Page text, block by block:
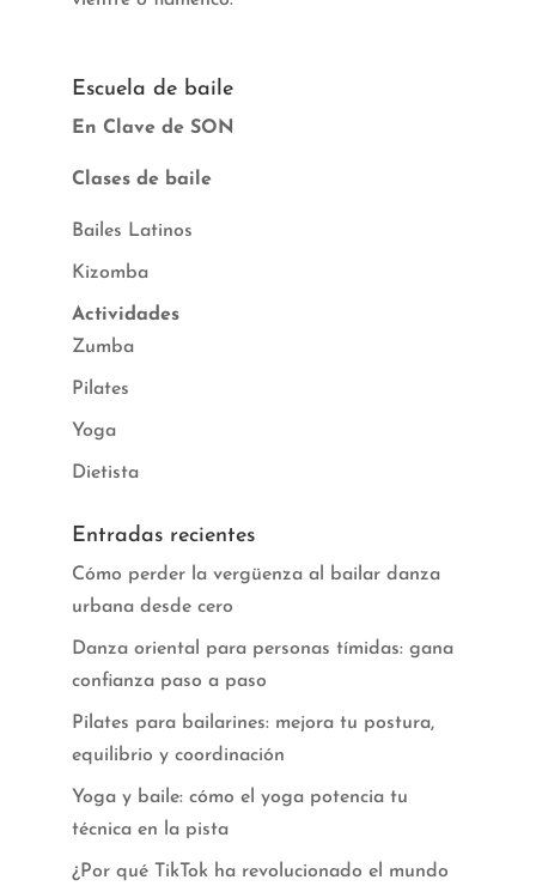
Escuela de baile
En Clave de SON
Clases de baile
Bailes Latinos
Kizomba
Actividades
Zumba
Pilates
Yoga
Dietista
Entradas recientes
Cómo perder la vergüenza al bailar danza
urbana desde cero
Danza oriental para personas tímidas: gana
confianza paso a paso
Pilates para bailarines: mejora tu postura,
equilibrio y coordinación
Yoga y baile: cómo el yoga potencia tu
técnica en la pista
¿Por qué TikTok ha revolucionado el mundo